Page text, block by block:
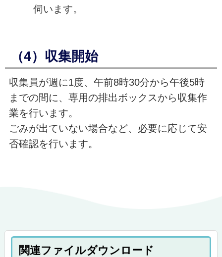
伺います。
（4）収集開始
収集員が週に1度、午前8時30分から午後5時
までの間に、専用の排出ボックスから収集作
業を行います。
ごみが出ていない場合など、必要に応じて安
否確認を行います。
関連ファイルダウンロード